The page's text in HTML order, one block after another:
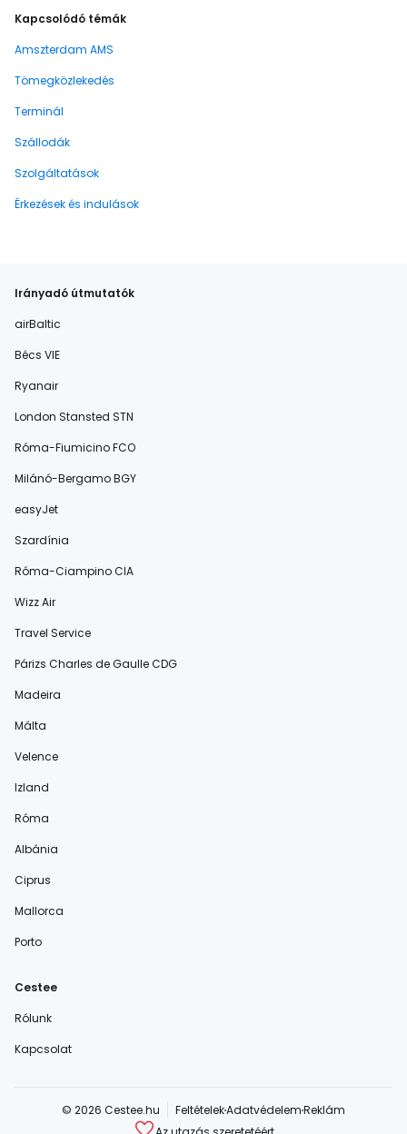
Kapcsolódó témák
Amszterdam AMS
Tömegközlekedés
Terminál
Szállodák
Szolgáltatások
Érkezések és indulások
Irányadó útmutatók
airBaltic
Bécs VIE
Ryanair
London Stansted STN
Róma-Fiumicino FCO
Milánó-Bergamo BGY
easyJet
Szardínia
Róma-Ciampino CIA
Wizz Air
Travel Service
Párizs Charles de Gaulle CDG
Madeira
Málta
Velence
Izland
Róma
Albánia
Ciprus
Mallorca
Porto
Cestee
Rólunk
Kapcsolat
© 2026 Cestee.hu FeltételekAdatvédelemReklám